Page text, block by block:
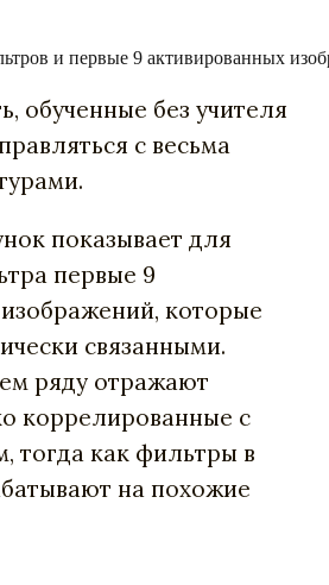
и первые 9 активированных
обученные без учителя
с весьма
показывает для
первые 9
которые
связанными.
ряду отражают
коррелированные с
тогда как фильтры в
на похожие